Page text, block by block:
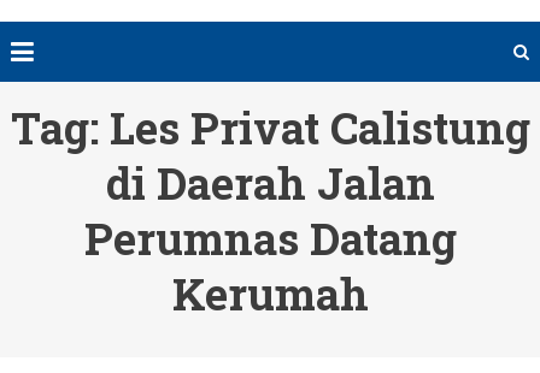
Tag: Les Privat Calistung
di Daerah Jalan
Perumnas Datang
Kerumah